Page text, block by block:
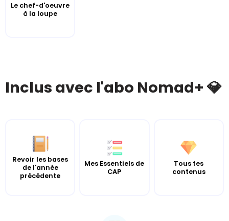
Le chef-d'oeuvre
à la loupe
Inclus avec l'abo Nomad+ 💎
Revoir les bases
de l'année
précédente
Mes Essentiels de
CAP
Tous tes
contenus